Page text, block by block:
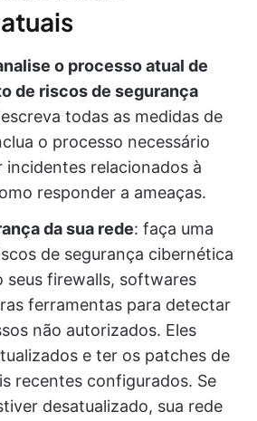
o processo atual de
de riscos de segurança
todas as medidas de
o processo necessário
incidentes relacionados à
responder a ameaças.
da sua rede: faça uma
de segurança cibernética
seus firewalls, softwares
ferramentas para detectar
não autorizados. Eles
e ter os patches de
recentes configurados. Se
desatualizado, sua rede